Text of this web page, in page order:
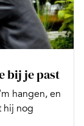
bij je past
hangen, en
hij nog